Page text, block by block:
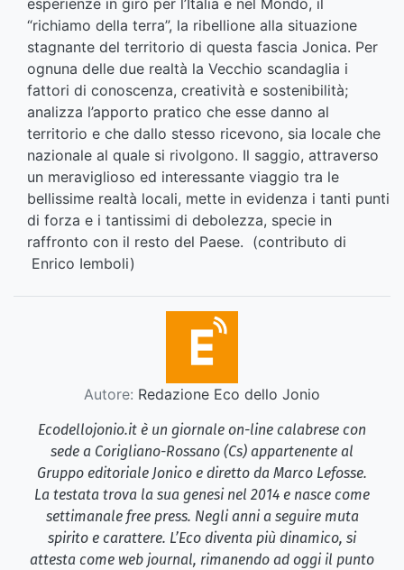
esperienze in giro per l’Italia e nel Mondo, il
“richiamo della terra”, la ribellione alla situazione
stagnante del territorio di questa fascia Jonica. Per
ognuna delle due realtà la Vecchio scandaglia i
fattori di conoscenza, creatività e sostenibilità;
analizza l’apporto pratico che esse danno al
territorio e che dallo stesso ricevono, sia locale che
nazionale al quale si rivolgono. Il saggio, attraverso
un meraviglioso ed interessante viaggio tra le
bellissime realtà locali, mette in evidenza i tanti punti
di forza e i tantissimi di debolezza, specie in
raffronto con il resto del Paese. (contributo di
Enrico Iemboli)
Autore: Redazione Eco dello Jonio
Ecodellojonio.it è un giornale on-line calabrese con
sede a Corigliano-Rossano (Cs) appartenente al
Gruppo editoriale Jonico e diretto da Marco Lefosse.
La testata trova la sua genesi nel 2014 e nasce come
settimanale free press. Negli anni a seguire muta
spirito e carattere. L’Eco diventa più dinamico, si
attesta come web journal, rimanendo ad oggi il punto